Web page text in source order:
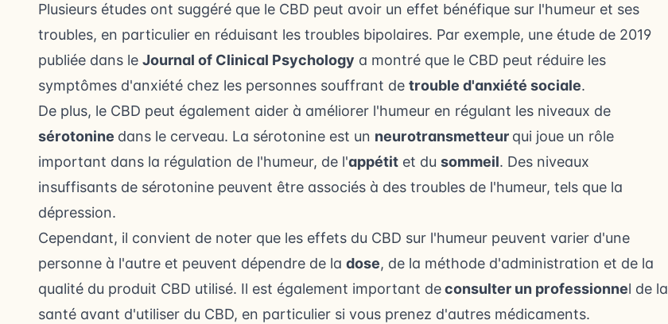
Plusieurs études ont suggéré que le CBD peut avoir un effet bénéfique sur l'humeur et ses
troubles, en particulier en réduisant les troubles bipolaires. Par exemple, une étude de 2019
publiée dans le Journal of Clinical Psychology a montré que le CBD peut réduire les
symptômes d'anxiété chez les personnes souffrant de trouble d'anxiété sociale.
De plus, le CBD peut également aider à améliorer l'humeur en régulant les niveaux de
sérotonine dans le cerveau. La sérotonine est un neurotransmetteur qui joue un rôle
important dans la régulation de l'humeur, de l'appétit et du sommeil. Des niveaux
insuffisants de sérotonine peuvent être associés à des troubles de l'humeur, tels que la
dépression.
Cependant, il convient de noter que les effets du CBD sur l'humeur peuvent varier d'une
personne à l'autre et peuvent dépendre de la dose, de la méthode d'administration et de la
qualité du produit CBD utilisé. Il est également important deconsulter un professionnel de la
santé avant d'utiliser du CBD, en particulier si vous prenez d'autres médicaments.